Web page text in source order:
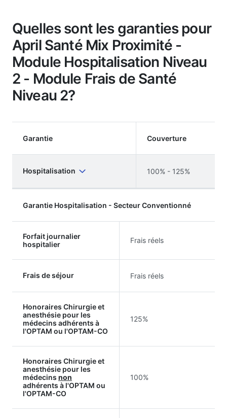
Quelles sont les garanties pour
April Santé Mix Proximité -
Module Hospitalisation Niveau
2 - Module Frais de Santé
Niveau 2?
Garantie Couverture
Hospitalisation 100% - 125%
Garantie Hospitalisation - Secteur Conventionné
Forfait journalier
hospitalier
Frais réels
Frais de séjour Frais réels
Honoraires Chirurgie et
anesthésie pour les
médecins adhérents à
l'OPTAM ou l'OPTAM-CO
125%
Honoraires Chirurgie et
anesthésie pour les
médecins non
adhérents à l'OPTAM ou
l'OPTAM-CO
100%